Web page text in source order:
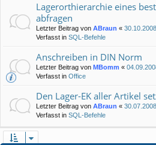
Lagerorthierarchie eines
abfragen
Letzter Beitrag von ABraun «
Verfasst in SQL-Befehle
Anschreiben in DIN Norm
Letzter Beitrag von MBomm «
Verfasst in Office
Den Lager-EK aller Artikel
Letzter Beitrag von ABraun «
Verfasst in SQL-Befehle